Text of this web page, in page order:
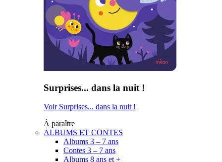
Surprises... dans la nuit !
Voir Surprises... dans la nuit !
À paraître
ALBUMS ET CONTES
Albums 3 – 7 ans
Contes 3 – 7 ans
Albums 8 ans et +